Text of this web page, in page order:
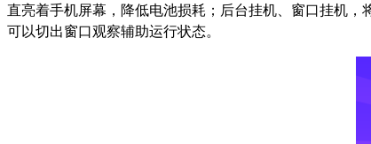
直亮着手机屏幕，降低电池损耗；后台挂机、窗口挂机
可以切出窗口观察辅助运行状态。